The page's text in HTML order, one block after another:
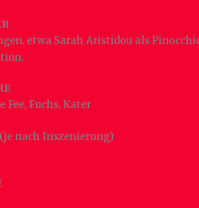
etwa Sarah Aristidou als
Fee, Fuchs, Kater
nach Inszenierung)